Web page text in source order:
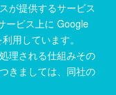
が提供するサービス
ービス上に Google
用しています。
理される仕組みその
きましては、同社の